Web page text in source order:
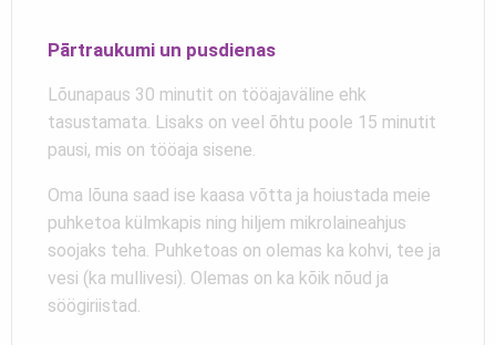
Pārtraukumi un pusdienas
Lõunapaus 30 minutit on tööajaväline ehk
tasustamata. Lisaks on veel õhtu poole 15 minutit
pausi, mis on tööaja sisene.
Oma lõuna saad ise kaasa võtta ja hoiustada meie
puhketoa külmkapis ning hiljem mikrolaineahjus
soojaks teha. Puhketoas on olemas ka kohvi, tee ja
vesi (ka mullivesi). Olemas on ka kõik nõud ja
söögiriistad.